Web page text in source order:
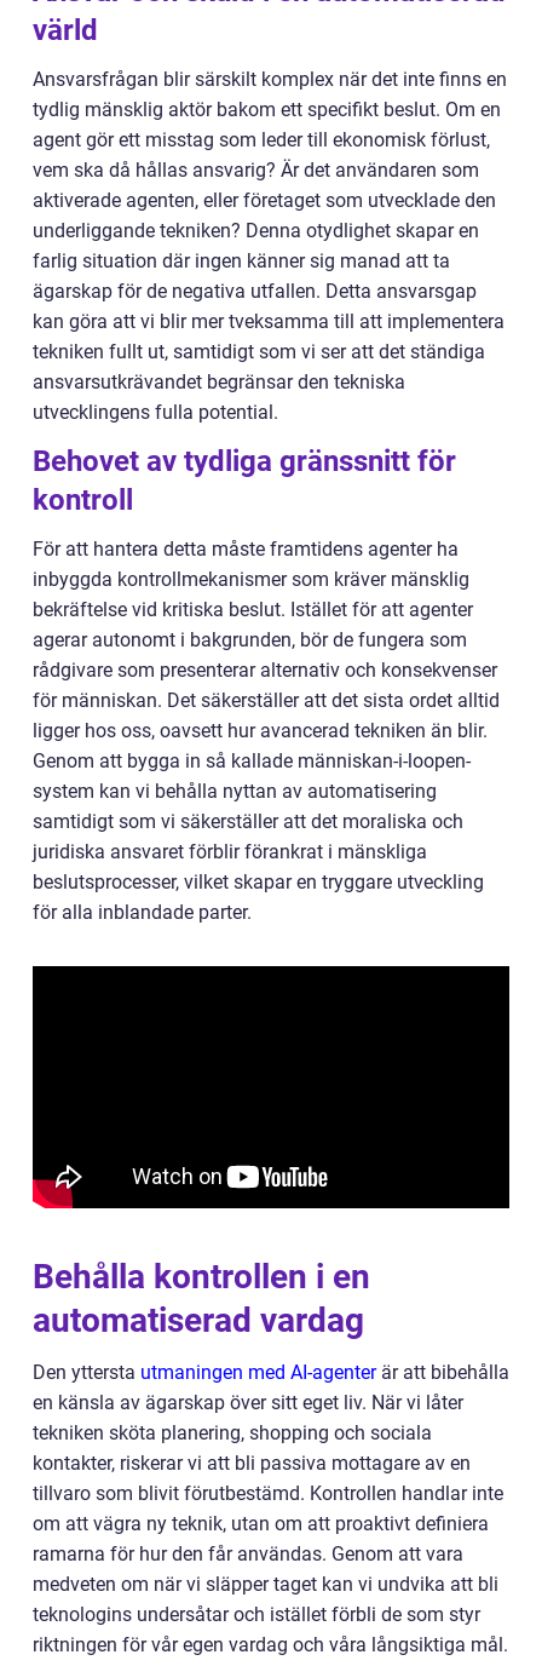
värld
Ansvarsfrågan blir särskilt komplex när det inte finns en
tydlig mänsklig aktör bakom ett specifikt beslut. Om en
agent gör ett misstag som leder till ekonomisk förlust,
vem ska då hållas ansvarig? Är det användaren som
aktiverade agenten, eller företaget som utvecklade den
underliggande tekniken? Denna otydlighet skapar en
farlig situation där ingen känner sig manad att ta
ägarskap för de negativa utfallen. Detta ansvarsgap
kan göra att vi blir mer tveksamma till att implementera
tekniken fullt ut, samtidigt som vi ser att det ständiga
ansvarsutkrävandet begränsar den tekniska
utvecklingens fulla potential.
Behovet av tydliga gränssnitt för
kontroll
För att hantera detta måste framtidens agenter ha
inbyggda kontrollmekanismer som kräver mänsklig
bekräftelse vid kritiska beslut. Istället för att agenter
agerar autonomt i bakgrunden, bör de fungera som
rådgivare som presenterar alternativ och konsekvenser
för människan. Det säkerställer att det sista ordet alltid
ligger hos oss, oavsett hur avancerad tekniken än blir.
Genom att bygga in så kallade människan-i-loopen-
system kan vi behålla nyttan av automatisering
samtidigt som vi säkerställer att det moraliska och
juridiska ansvaret förblir förankrat i mänskliga
beslutsprocesser, vilket skapar en tryggare utveckling
för alla inblandade parter.
Behålla kontrollen i en
automatiserad vardag
Den yttersta utmaningen med AI-agenterär att bibehålla
en känsla av ägarskap över sitt eget liv. När vi låter
tekniken sköta planering, shopping och sociala
kontakter, riskerar vi att bli passiva mottagare av en
tillvaro som blivit förutbestämd. Kontrollen handlar inte
om att vägra ny teknik, utan om att proaktivt definiera
ramarna för hur den får användas. Genom att vara
medveten om när vi släpper taget kan vi undvika att bli
teknologins undersåtar och istället förbli de som styr
riktningen för vår egen vardag och våra långsiktiga mål.